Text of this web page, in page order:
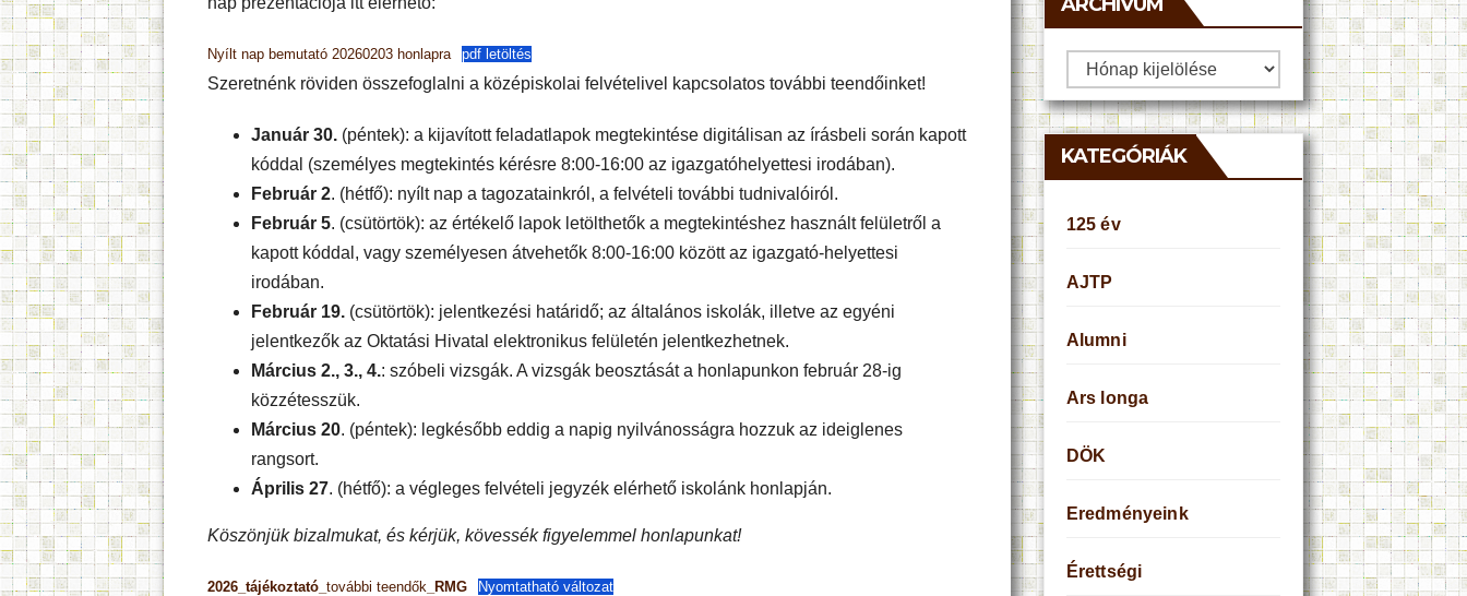
Nyílt nap bemutató 20260203 honlapra pdf letöltés
Szeretnénk röviden összefoglalni a középiskolai felvételivel kapcsolatos további teendőinket!
Január 30. (péntek): a kijavított feladatlapok megtekintése digitálisan az írásbeli során kapott
kóddal (személyes megtekintés kérésre 8:00-16:00 az igazgatóhelyettesi irodában).
Február 2. (hétfő): nyílt nap a tagozatainkról, a felvételi további tudnivalóiról.
Február 5. (csütörtök): az értékelő lapok letölthetők a megtekintéshez használt felületről a
kapott kóddal, vagy személyesen átvehetők 8:00-16:00 között az igazgató-helyettesi
irodában.
Február 19. (csütörtök): jelentkezési határidő; az általános iskolák, illetve az egyéni
jelentkezők az Oktatási Hivatal elektronikus felületén jelentkezhetnek.
Március 2., 3., 4.: szóbeli vizsgák. A vizsgák beosztását a honlapunkon február 28-ig
közzétesszük.
Március 20. (péntek): legkésőbb eddig a napig nyilvánosságra hozzuk az ideiglenes
rangsort.
Április 27. (hétfő): a végleges felvételi jegyzék elérhető iskolánk honlapján.
Köszönjük bizalmukat, és kérjük, kövessék figyelemmel honlapunkat!
2026_tájékoztató_ további teendők _RMG Nyomtatható változat
Archívum
KATEGÓRIÁK
125 év
AJTP
Alumni
Ars longa
DÖK
Eredményeink
Érettségi